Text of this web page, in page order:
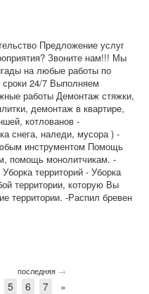
Предложение услуг
Звоните нам!!! Мы
на любые работы по
24/7 Выполняем
работы Демонтаж стяжки,
демонтаж в квартире,
котлованов -
снега, наледи, мусора ) -
инструментом Помощь
помощь монолитчикам. -
территорий - Уборка
территории, которую Вы
территории. -Распил бревен
последняя →
5 6 7 »